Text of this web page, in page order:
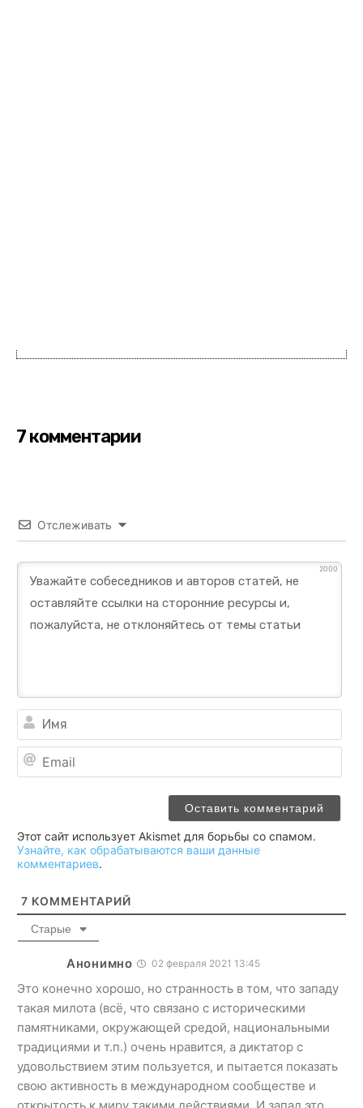
7 комментарии
Отслеживать
2000
Этот сайт использует Akismet для борьбы со спамом.
Узнайте, как обрабатываются ваши данные
комментариев.
7 КОММЕНТАРИЙ
Старые
Анонимно 02 февраля 2021 13:45
Это конечно хорошо, но странность в том, что западу
такая милота (всё, что связано с историческими
памятниками, окружающей средой, национальными
традициями и т.п.) очень нравится, а диктатор с
удовольствием этим пользуется, и пытается показать
свою активность в международном сообществе и